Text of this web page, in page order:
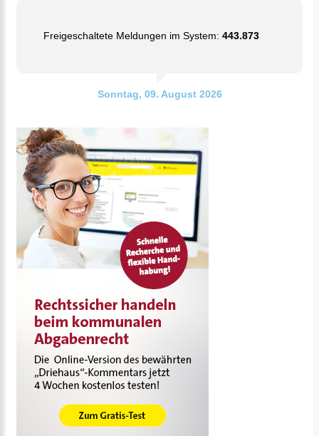
Freigeschaltete Meldungen im System: 443.873
Sonntag, 09. August 2026